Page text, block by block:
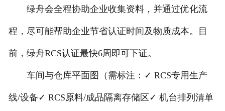
绿舟会全程协助企业收集资料，并通过优化流
程，尽可能帮助企业节省认证时间及物质成本。目
前，绿舟RCS认证最快6周即可下证。
车间与仓库平面图（需标注：✓ RCS专用生产
线/设备✓ RCS原料/成品隔离存储区✓ 机台排列清单